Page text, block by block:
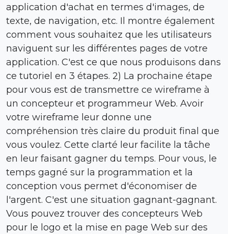
application d'achat en termes d'images, de
texte, de navigation, etc. Il montre également
comment vous souhaitez que les utilisateurs
naviguent sur les différentes pages de votre
application. C'est ce que nous produisons dans
ce tutoriel en 3 étapes. 2) La prochaine étape
pour vous est de transmettre ce wireframe à
un concepteur et programmeur Web. Avoir
votre wireframe leur donne une
compréhension très claire du produit final que
vous voulez. Cette clarté leur facilite la tâche
en leur faisant gagner du temps. Pour vous, le
temps gagné sur la programmation et la
conception vous permet d'économiser de
l'argent. C'est une situation gagnant-gagnant.
Vous pouvez trouver des concepteurs Web
pour le logo et la mise en page Web sur des